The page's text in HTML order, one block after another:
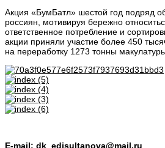
Акция «БумБатл» шестой год подряд
россиян, мотивируя бережно
ответственное потребление и
акции приняли участие более 450
на переработку 1273 тонны
E-mail: dk_edisultanova@mail.ru